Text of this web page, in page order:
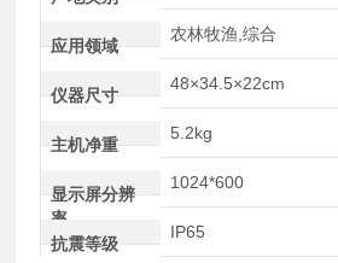
应用领域
农林牧渔,综合
仪器尺寸
48×34.5×22cm
主机净重
5.2kg
显示屏分辨
率
1024*600
抗震等级
IP65